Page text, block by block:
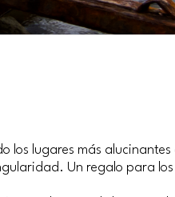
lugares más
Un regalo para